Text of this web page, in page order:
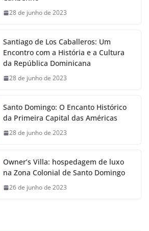
28 de junho de 2023
Santiago de Los Caballeros: Um
Encontro com a História e a Cultura
da República Dominicana
28 de junho de 2023
Santo Domingo: O Encanto Histórico
da Primeira Capital das Américas
28 de junho de 2023
Owner’s Villa: hospedagem de luxo
na Zona Colonial de Santo Domingo
26 de junho de 2023